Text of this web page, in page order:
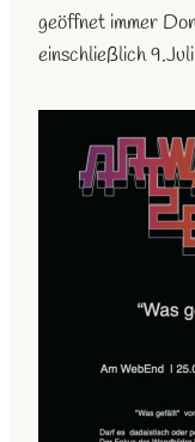
geöffnet immer
einschließlich